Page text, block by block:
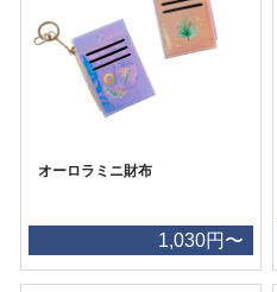
オーロラミニ財布
1,030円〜